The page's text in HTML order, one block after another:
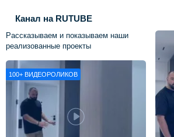
Канал на RUTUBE
Рассказываем и показываем наши
реализованные проекты
100+ ВИДЕОРОЛИКОВ